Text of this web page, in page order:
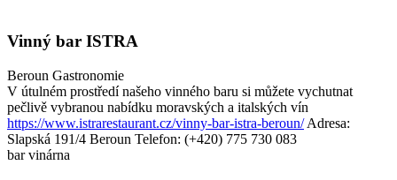
Vinný bar ISTRA
Beroun Gastronomie
V útulném prostředí našeho vinného baru si můžete vychutnat
pečlivě vybranou nabídku moravských a italských vín
https://www.istrarestaurant.cz/vinny-bar-istra-beroun/ Adresa:
Slapská 191/4 Beroun Telefon: (+420) 775 730 083
bar vinárna